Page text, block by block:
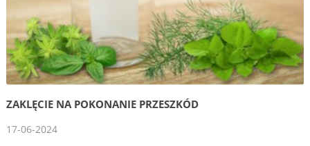
ZAKLĘCIE NA POKONANIE PRZESZKÓD
17-06-2024